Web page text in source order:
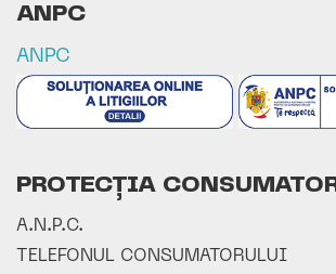
ANPC
ANPC
PROTECȚIA
A.N.P.C.
TELEFONUL CONSUMATORULUI